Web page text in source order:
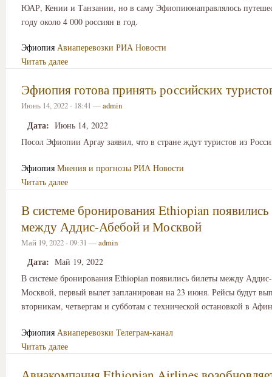
ЮАР, Кении и Танзании, но в саму Эфиопиюнаправлялось
году около 4 000 россиян в год.
Эфиопия Авиаперевозки РИА Новости
Читать далее
Эфиопия готова принять российских
Июнь 14, 2022 - 18:41 —admin
Дата: Июнь 14, 2022
Посол Эфиопии Аргау заявил, что в стране ждут туристов из
Эфиопия Мнения и прогнозы РИА Новости
Читать далее
В системе бронирования Ethiopian
между Аддис-Абебой и Москвой
Май 19, 2022 - 09:31 —admin
Дата: Май 19, 2022
В системе бронирования Ethiopian появились билеты между
Москвой, первый вылет запланирован на 23 июня. Рейсы будут
вторникам, четвергам и субботам с технической остановкой в
Эфиопия Авиаперевозки Телеграм-канал
Читать далее